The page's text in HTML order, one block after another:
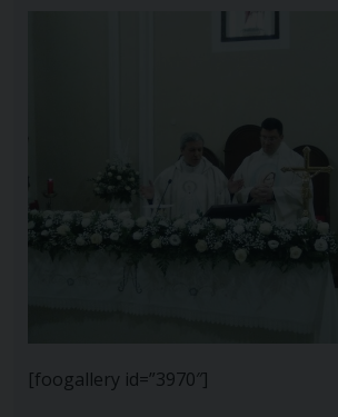
[foogallery id=”3970″]